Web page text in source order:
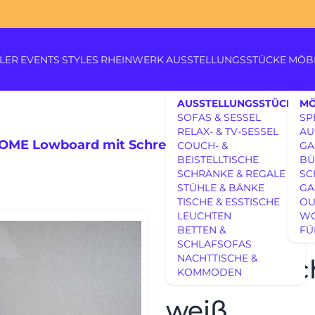
EVENTS STYLES RHEINWERKAUSSTELLUNGSSTÜCKE
AUSSTELLUNGSSTÜCKE
SOFAS & SESSEL
RELAX- & TV-SESSEL
COUCH- &
BEISTELLTISCHE
SCHRÄNKE & REGALE
STÜHLE & BÄNKE
TISCHE & ESSTISCHE
LEUCHTEN
BETTEN &
SCHLAFSOFAS
NACHTTISCHE &
KOMMODEN
UNSERE EXPERTISE
REFERENZEN
AUSSTELLUNGSSTÜCKE
AUSSTELLUNGSSTÜCKE
Lowboard mit Schreibtisch Modul Space
DAUPHIN
Königswinterer Str. 319
53639 Königswinter-
0 22 23 - 91 89 0
Di.-Fr. 10-18 Uhr
Sa. 10-17 Uhr
Montag geschlossen